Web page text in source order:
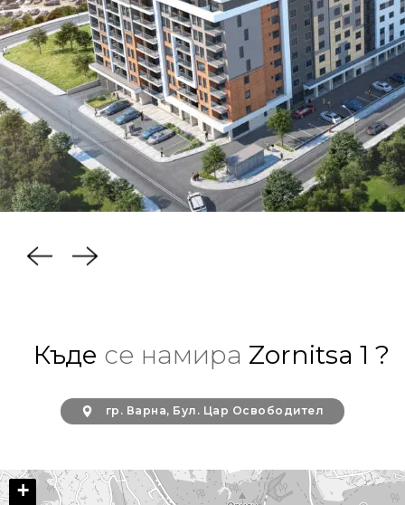
Къде се намира Zornitsa 1 ?
гр. Варна, Бул. Цар Освободител
+